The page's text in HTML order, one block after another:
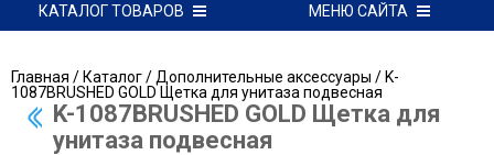
КАТАЛОГ ТОВАРОВ МЕНЮ САЙТА
Главная /Каталог/ Дополнительные аксессуары / K-
1087BRUSHED GOLD Щетка для унитаза подвесная
K-1087BRUSHED GOLD Щетка для
унитаза подвесная